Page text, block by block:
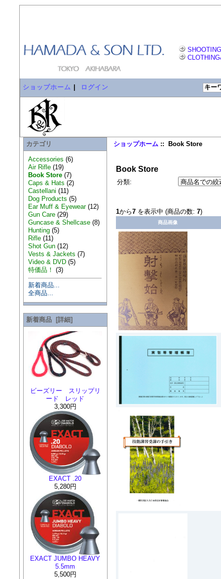
ショップホーム ログイン
カテゴリ
Accessories (6)
Air Rifle(19)
Book Store(7)
Caps & Hats (2)
Castellani (11)
Dog Products (5)
Ear Muff & Eyewear(12)
Gun Care(29)
Guncase & Shellcase(8)
Hunting(5)
Rifle(11)
Shot Gun(12)
Vests & Jackets (7)
Video & DVD(5)
特価品！ (3)
新着商品...
全商品...
新着商品 [詳細]
ビーズリー スリップリ
ード レッド
3,300円
EXACT .20
5,280円
EXACT JUMBO HEAVY
5.5mm
5,500円
ショップホーム :: Book Store
Book Store
分類:
1から7を表示中 (商品の数: 7)
商品画像